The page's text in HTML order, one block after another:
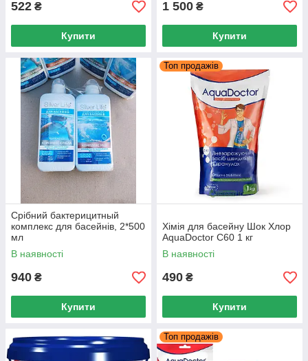
522 ₴
Купити
1 500 ₴
Купити
Срібний бактерицитный
комплекс для басейнів, 2*500
мл
В наявності
940 ₴
Купити
Топ продажів
Хімія для басейну Шок Хлор
AquaDoctor C60 1 кг
В наявності
490 ₴
Купити
Топ продажів